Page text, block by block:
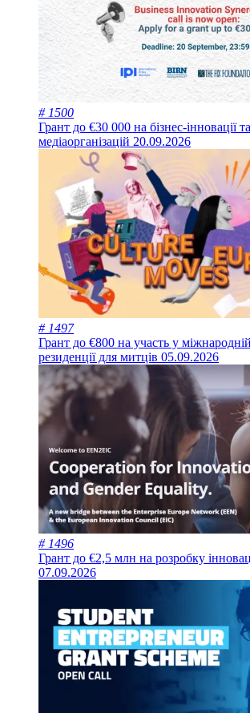
# 1500
Грант до €30 000 на бізнес-інновації
медіаорганізацій 20.09.2026
# 1497
Грант до €800 на участь у
резиденції для митців 05.09.2026
# 1496
Грант до €2,5 млн на розробку
07.09.2026